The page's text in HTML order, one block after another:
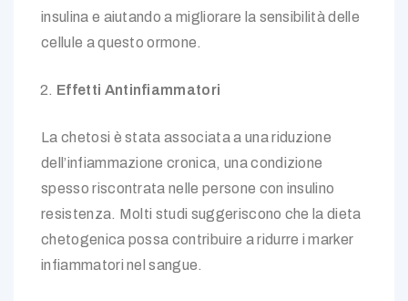
insulina e aiutando a migliorare la sensibilità delle
cellule a questo ormone.
Effetti Antinfiammatori
La chetosi è stata associata a una riduzione
dell’infiammazione cronica, una condizione
spesso riscontrata nelle persone con insulino
resistenza. Molti studi suggeriscono che la dieta
chetogenica possa contribuire a ridurre i marker
infiammatori nel sangue.